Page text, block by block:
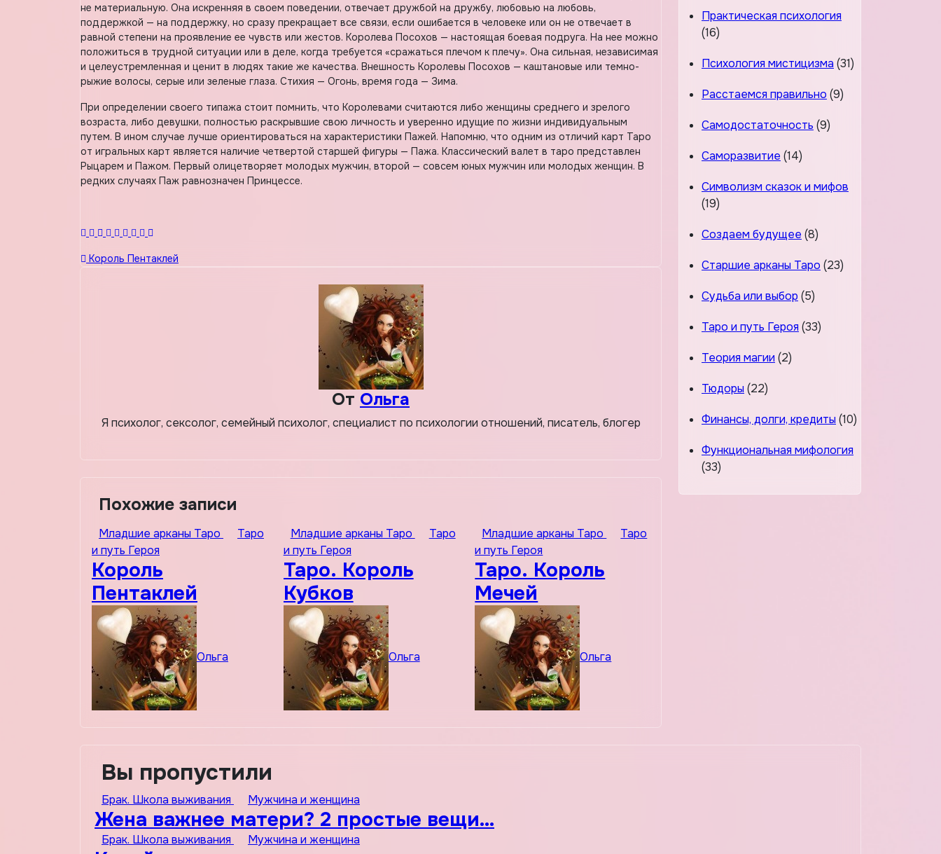
не материальную. Она искренняя в своем поведении, отвечает дружбой на дружбу, любовью на любовь,
поддержкой — на поддержку, но сразу прекращает все связи, если ошибается в человеке или он не отвечает в
равной степени на проявление ее чувств или жестов. Королева Посохов — настоящая боевая подруга. На нее можно
положиться в трудной ситуации или в деле, когда требуется «сражаться плечом к плечу». Она сильная, независимая
и целеустремленная и ценит в людях такие же качества. Внешность Королевы Посохов — каштановые или темно-
рыжие волосы, серые или зеленые глаза. Стихия — Огонь, время года — Зима.
При определении своего типажа стоит помнить, что Королевами считаются либо женщины среднего и зрелого
возраста, либо девушки, полностью раскрывшие свою личность и уверенно идущие по жизни индивидуальным
путем. В ином случае лучше ориентироваться на характеристики Пажей. Напомню, что одним из отличий карт Таро
от игральных карт является наличие четвертой старшей фигуры — Пажа. Классический валет в таро представлен
Рыцарем и Пажом. Первый олицетворяет молодых мужчин, второй — совсем юных мужчин или молодых женщин. В
редких случаях Паж равнозначен Принцессе.
Навигация
Король Пентаклей
От Ольга
Я психолог, сексолог, семейный психолог, специалист по психологии отношений, писатель, блогер
Похожие записи
Младшие арканы Таро
Таро
и путь Героя
Король
Пентаклей
Ольга
Младшие арканы Таро
Таро
и путь Героя
Таро. Король
Кубков
Ольга
Младшие арканы Таро
Таро
и путь Героя
Таро. Король
Мечей
Ольга
Практическая психология
(16)
Психология мистицизма (31)
Расстаемся правильно (9)
Самодостаточность (9)
Саморазвитие (14)
Символизм сказок и мифов
(19)
Создаем будущее (8)
Старшие арканы Таро (23)
Судьба или выбор (5)
Таро и путь Героя (33)
Теория магии (2)
Тюдоры (22)
Финансы, долги, кредиты (10)
Функциональная мифология
(33)
Вы пропустили
Брак. Школа выживания Мужчина и женщина
Жена важнее матери? 2 простые вещи…
Брак. Школа выживания Мужчина и женщина